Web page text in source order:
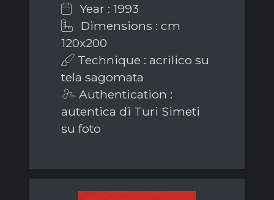
Year : 1993
Dimensions : cm
120x200
Technique : acrilico su
tela sagomata
Authentication :
autentica di Turi Simeti
su foto